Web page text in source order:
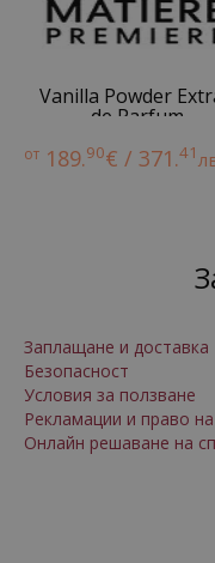
Vanilla Powder
de Parfum
от 189.90€ / 371.41
Заплащане и доставка
Безопасност
Условия за ползване
Рекламации и право
Онлайн решаване на